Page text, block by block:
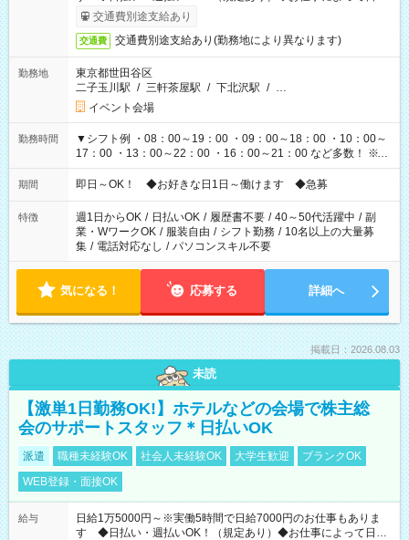
も異なります
交通費別途支給あり
交通費 交通費別途支給あり(勤務地により異なります)
勤務地
東京都世田谷区
二子玉川駅 / 三軒茶屋駅 / 下北沢駅 / …
イベント会場
勤務時間
▼シフト例 ・08：00～19：00 ・09：00～18：00 ・10：00～
17：00 ・13：00～22：00 ・16：00～21：00 など多数！ ※お
仕事により勤務時間が異なります
期間 即日～OK！ ◆お好きな日1日～働けます ◆急募
特徴 週1日からOK / 日払いOK / 履歴書不要 / 40～50代活躍中 / 副
業・WワークOK / 服装自由 / シフト勤務 / 10名以上の大量募
集 / 電話対応なし / パソコンスキル不要
気になる！ 応募する 詳細へ
掲載日：2026.08.03
未読
【激単1日勤務OK!】ホテルなどの会場で株主総
会のサポートスタッフ＊日払いOK
派遣 職種未経験OK 社会人未経験OK 大学生歓迎
ブランクOK
WEB登録・面接OK
給与
日給1万5000円～※実働5時間で日給7000円のお仕事もありま
す ◆日払い・週払いOK！（規定あり）◆お仕事によって日給